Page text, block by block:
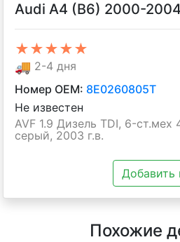
Audi A4 (B6) 2000-2004
★★★★★
🚚 2-4 дня
Номер OEM: 8E0260805T
Не известен
AVF 1.9 Дизель TDI, 6-ст.мех
серый, 2003 г.в.
Добавить
Похожие